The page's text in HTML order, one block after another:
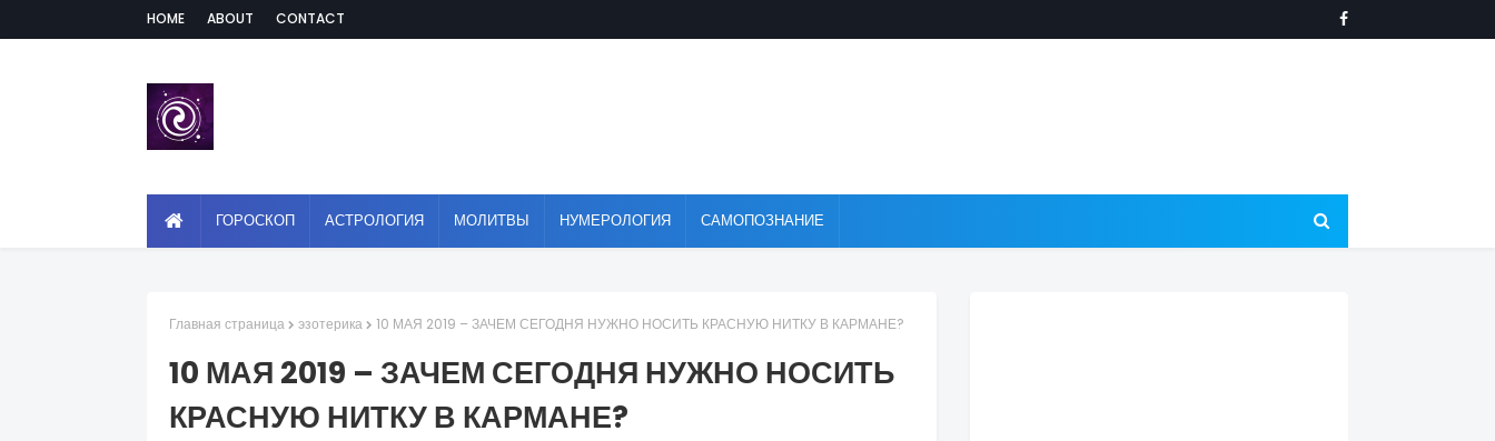
HOME ABOUT CONTACT
ГОРОСКОП АСТРОЛОГИЯ МОЛИТВЫ НУМЕРОЛОГИЯ САМОПОЗНАНИЕ
Главная страница эзотерика 10 МАЯ 2019 – ЗАЧЕМ СЕГОДНЯ НУЖНО НОСИТЬ КРАСНУЮ НИТКУ В КАРМАНЕ?
10 МАЯ 2019 – ЗАЧЕМ СЕГОДНЯ НУЖНО НОСИТЬ
КРАСНУЮ НИТКУ В КАРМАНЕ?